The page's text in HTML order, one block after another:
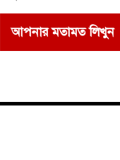
আপনার মতামত লিখুন